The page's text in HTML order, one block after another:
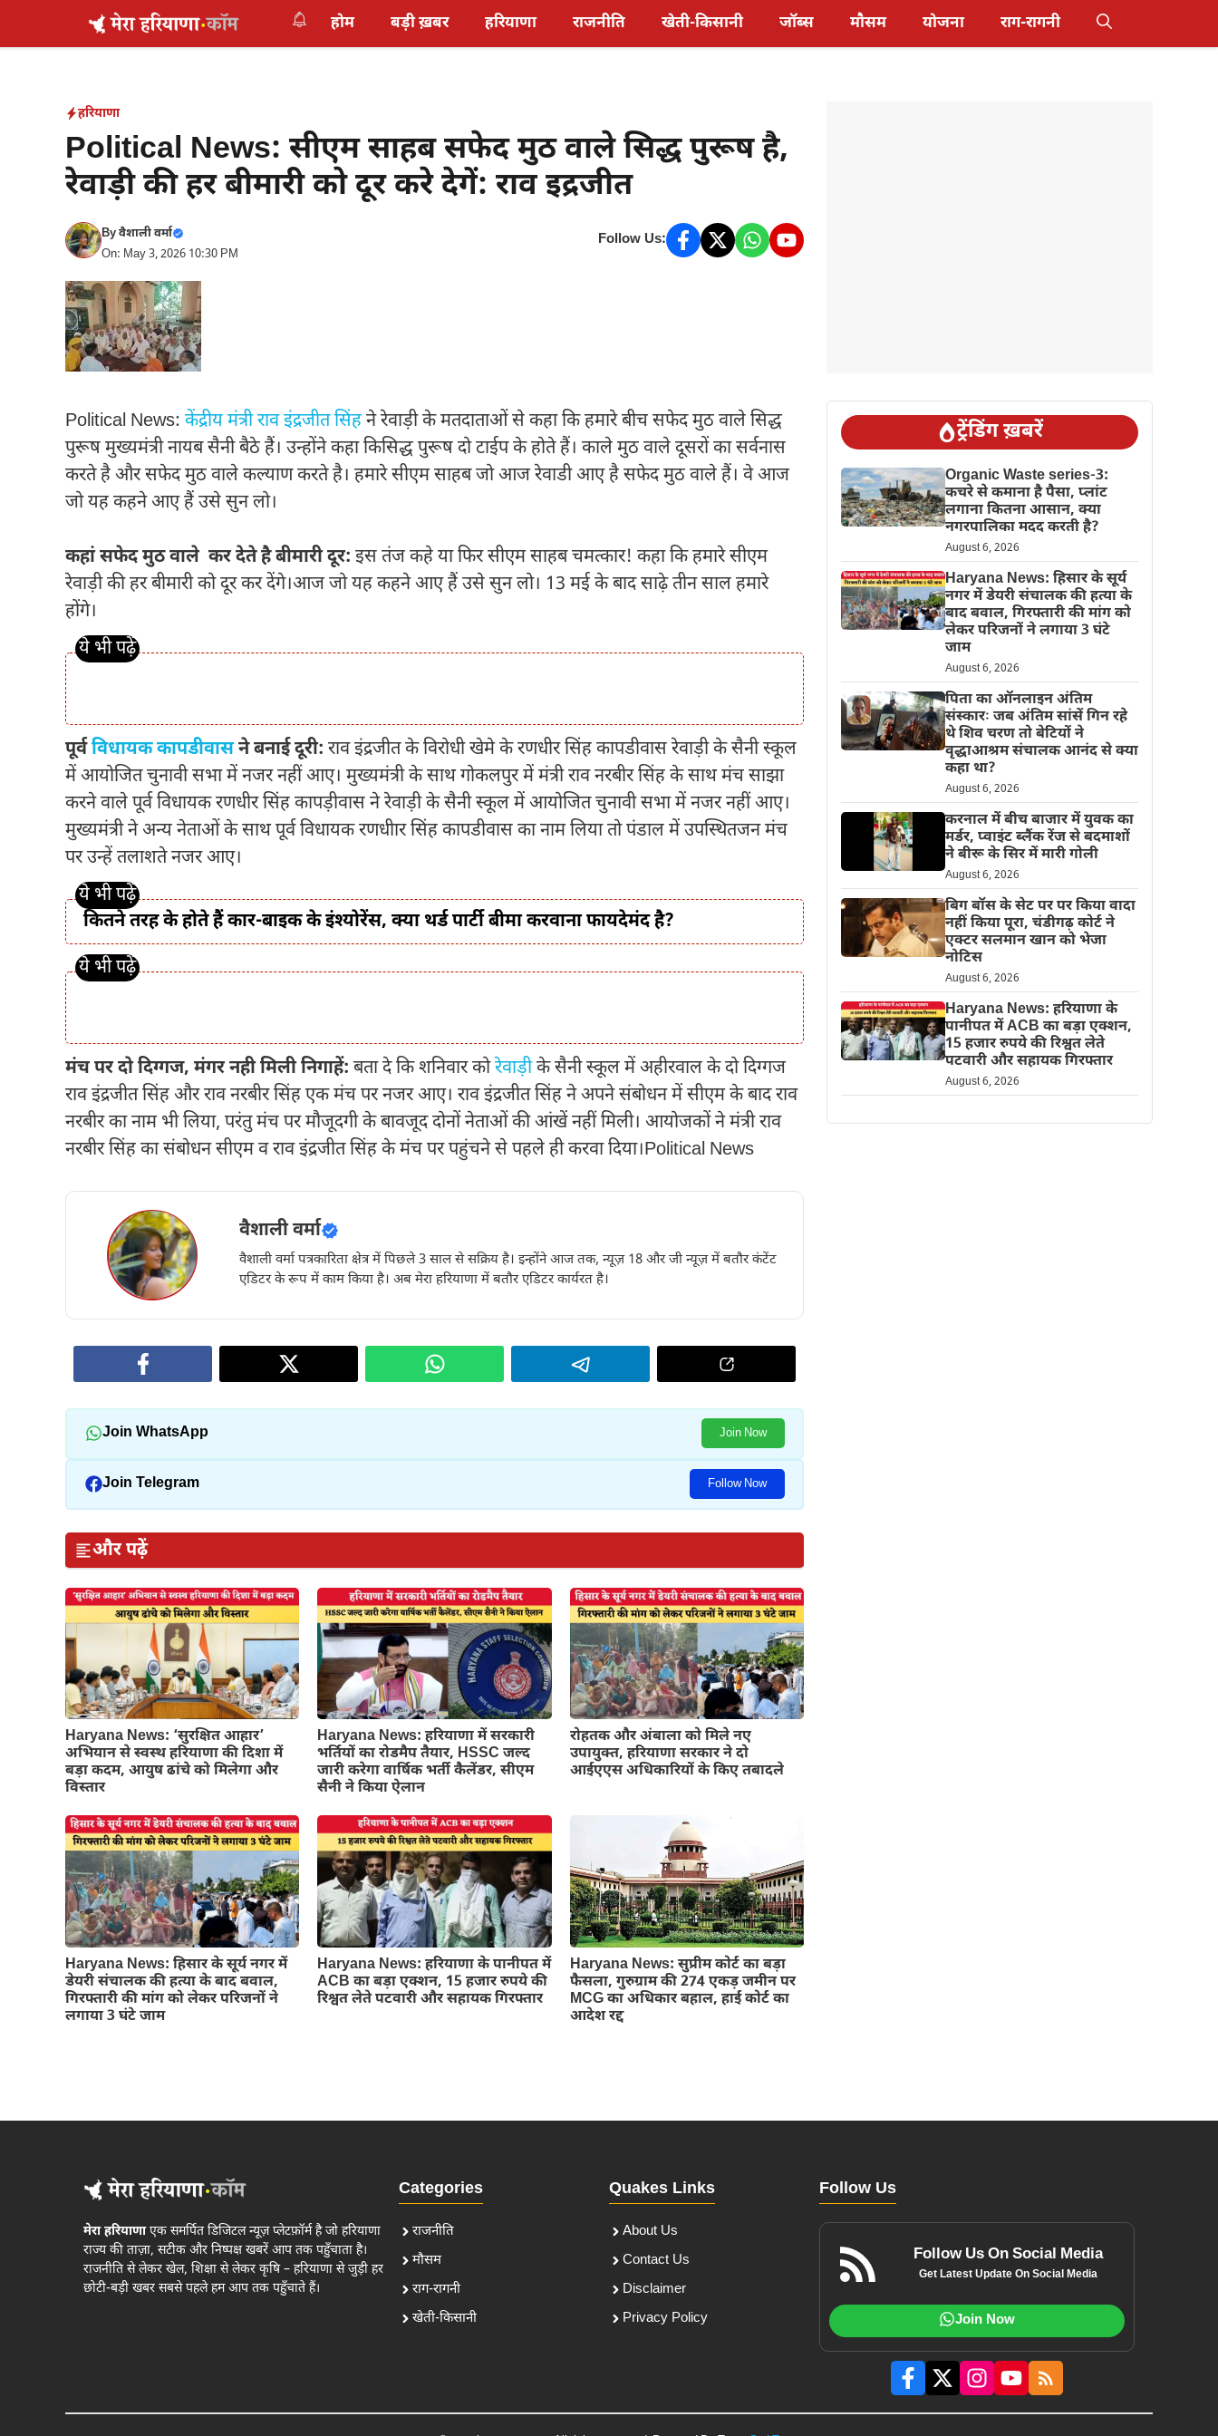
होम बड़ी ख़बर हरियाणा राजनीति खेती-किसानी जॉब्स मौसम योजना राग-रागनी
हरियाणा
Political News: सीएम साहब सफेद मुठ वाले सिद्ध पुरूष है,
रेवाड़ी की हर बीमारी को दूर करे देगें: राव इद्रजीत
Byवैशाली वर्मा
On: May 3, 2026 10:30 PM
Follow Us:
Political News: केंद्रीय मंत्री राव इंद्रजीत सिंहने रेवाड़ी के मतदाताओं से कहा कि हमारे बीच सफेद मुठ वाले सिद्ध
पुरूष मुख्यमंत्री नायब सैनी बैठे हैं। उन्होंने कहा किसिद्ध पुरूष दो टाईप के होते हैं। काले मुठ वाले दूसरों का सर्वनास
करते है और सफेद मुठ वाले कल्याण करते है। हमारे सीएम साहब जो आज रेवाडी आए है सफेद मुठ वाले हैं। वे आज
जो यह कहने आए हैं उसे सुन लो।
कहां सफेद मुठ वाले कर देते है बीमारी दूर: इस तंज कहे या फिर सीएम साहब चमत्कार! कहा कि हमारे सीएम
रेवाड़ी की हर बीमारी को दूर कर देंगे।आज जो यह कहने आए हैं उसे सुन लो। 13 मई के बाद साढ़े तीन साल हमारे
होंगे।
पूर्वविधायक कापडीवासने बनाई दूरी: राव इंद्रजीत के विरोधी खेमे के रणधीर सिंह कापडीवास रेवाड़ी के सैनी स्कूल
में आयोजित चुनावी सभा में नजर नहीं आए। मुख्यमंत्री के साथ गोकलपुर में मंत्री राव नरबीर सिंह के साथ मंच साझा
करने वाले पूर्व विधायक रणधीर सिंह कापड़ीवास ने रेवाड़ी के सैनी स्कूल में आयोजित चुनावी सभा में नजर नहीं आए।
मुख्यमंत्री ने अन्य नेताओं के साथ पूर्व विधायक रणधीार सिंह कापडीवास का नाम लिया तो पंडाल में उपस्थितजन मंच
पर उन्हें तलाशते नजर आए।
कितने तरह के होते हैं कार-बाइक के इंश्योरेंस, क्या थर्ड पार्टी बीमा करवाना फायदेमंद है?
मंच पर दो दिग्गज, मंगर नही मिली निगाहें: बता दे कि शनिवार कोरेवाड़ीके सैनी स्कूल में अहीरवाल के दो दिग्गज
राव इंद्रजीत सिंह और राव नरबीर सिंह एक मंच पर नजर आए। राव इंद्रजीत सिंह ने अपने संबोधन में सीएम के बाद राव
नरबीर का नाम भी लिया, परंतु मंच पर मौजूदगी के बावजूद दोनों नेताओं की आंखें नहीं मिली। आयोजकों ने मंत्री राव
नरबीर सिंह का संबोधन सीएम व राव इंद्रजीत सिंह के मंच पर पहुंचने से पहले ही करवा दिया।Political News
वैशाली वर्मा
वैशाली वर्मा पत्रकारिता क्षेत्र में पिछले 3 साल से सक्रिय है। इन्होंने आज तक, न्यूज़ 18 और जी न्यूज़ में बतौर कंटेंट
एडिटर के रूप में काम किया है। अब मेरा हरियाणा में बतौर एडिटर कार्यरत है।
Join WhatsApp Join Now
Join Telegram Follow Now
और पढ़ें
Haryana News: ‘सुरक्षित आहार’
अभियान से स्वस्थ हरियाणा की दिशा में
बड़ा कदम, आयुष ढांचे को मिलेगा और
विस्तार
Haryana News: हरियाणा में सरकारी
भर्तियों का रोडमैप तैयार, HSSC जल्द
जारी करेगा वार्षिक भर्ती कैलेंडर, सीएम
सैनी ने किया ऐलान
रोहतक और अंबाला को मिले नए
उपायुक्त, हरियाणा सरकार ने दो
आईएएस अधिकारियों के किए तबादले
Haryana News: हिसार के सूर्य नगर में
डेयरी संचालक की हत्या के बाद बवाल,
गिरफ्तारी की मांग को लेकर परिजनों ने
लगाया 3 घंटे जाम
Haryana News: हरियाणा के पानीपत में
ACB का बड़ा एक्शन, 15 हजार रुपये की
रिश्वत लेते पटवारी और सहायक गिरफ्तार
Haryana News: सुप्रीम कोर्ट का बड़ा
फैसला, गुरुग्राम की 274 एकड़ जमीन पर
MCG का अधिकार बहाल, हाई कोर्ट का
आदेश रद्द
ट्रेंडिंग ख़बरें
Organic Waste series-3:
कचरे से कमाना है पैसा, प्लांट
लगाना कितना आसान, क्या
नगरपालिका मदद करती है?
August 6, 2026
Haryana News: हिसार के सूर्य
नगर में डेयरी संचालक की हत्या के
बाद बवाल, गिरफ्तारी की मांग को
लेकर परिजनों ने लगाया 3 घंटे
जाम
August 6, 2026
पिता का ऑनलाइन अंतिम
संस्कारः जब अंतिम सांसें गिन रहे
थे शिव चरण तो बेटियों ने
वृद्धाआश्रम संचालक आनंद से क्या
कहा था?
August 6, 2026
करनाल में बीच बाजार में युवक का
मर्डर, प्वाइंट ब्लैंक रेंज से बदमाशों
ने बीरू के सिर में मारी गोली
August 6, 2026
बिग बॉस के सेट पर पर किया वादा
नहीं किया पूरा, चंडीगढ़ कोर्ट ने
एक्टर सलमान खान को भेजा
नोटिस
August 6, 2026
Haryana News: हरियाणा के
पानीपत में ACB का बड़ा एक्शन,
15 हजार रुपये की रिश्वत लेते
पटवारी और सहायक गिरफ्तार
August 6, 2026
मेरा हरियाणाएक समर्पित डिजिटल न्यूज़ प्लेटफ़ॉर्म है जो हरियाणा
राज्य की ताज़ा, सटीक और निष्पक्ष खबरें आप तक पहुँचाता है।
राजनीति से लेकर खेल, शिक्षा से लेकर कृषि – हरियाणा से जुड़ी हर
छोटी-बड़ी खबर सबसे पहले हम आप तक पहुँचाते हैं।
Categories
राजनीति
मौसम
राग-रागनी
खेती-किसानी
Quakes Links
About Us
Contact Us
Disclaimer
Privacy Policy
Follow Us
Follow Us On Social Media
Get Latest Update On Social Media
Join Now